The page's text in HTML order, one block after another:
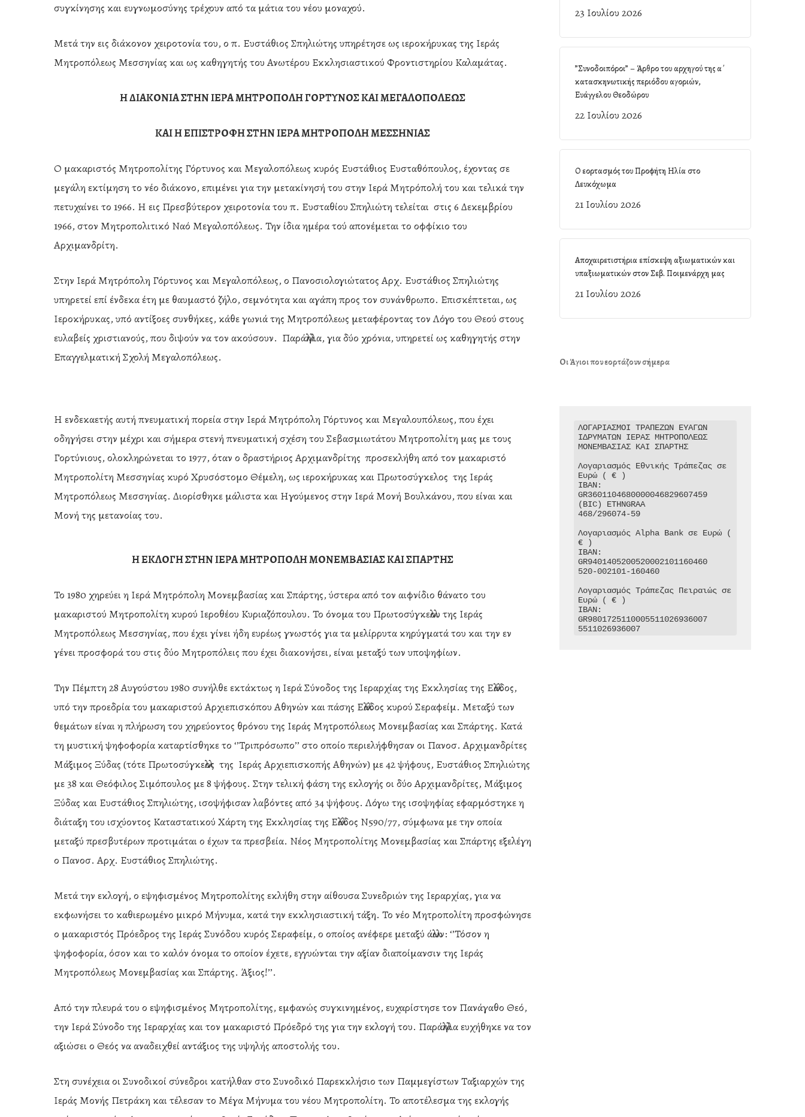
συγκίνησης και ευγνωμοσύνης τρέχουν από τα μάτια του νέου μοναχού.
Μετά την εις διάκονον χειροτονία του, ο π. Ευστάθιος Σπηλιώτης υπηρέτησε ως ιεροκήρυκας της Ιεράς
Μητροπόλεως Μεσσηνίας και ως καθηγητής του Ανωτέρου Εκκλησιαστικού Φροντιστηρίου Καλαμάτας.
Η ΔΙΑΚΟΝΙΑ ΣΤΗΝ ΙΕΡΑ ΜΗΤΡΟΠΟΛΗ ΓΟΡΤΥΝΟΣ ΚΑΙ ΜΕΓΑΛΟΠΟΛΕΩΣ
ΚΑΙ Η ΕΠΙΣΤΡΟΦΗ ΣΤΗΝ ΙΕΡΑ ΜΗΤΡΟΠΟΛΗ ΜΕΣΣΗΝΙΑΣ
Ο μακαριστός Μητροπολίτης Γόρτυνος και Μεγαλοπόλεως κυρός Ευστάθιος Ευσταθόπουλος, έχοντας σε
μεγάλη εκτίμηση το νέο διάκονο, επιμένει για την μετακίνησή του στην Ιερά Μητρόπολή του και τελικά την
πετυχαίνει το 1966. Η εις Πρεσβύτερον χειροτονία του π. Ευσταθίου Σπηλιώτη τελείται στις 6 Δεκεμβρίου
1966, στον Μητροπολιτικό Ναό Μεγαλοπόλεως. Την ίδια ημέρα τού απονέμεται το οφφίκιο του
Αρχιμανδρίτη.
Στην Ιερά Μητρόπολη Γόρτυνος και Μεγαλοπόλεως, ο Πανοσιολογιώτατος Αρχ. Ευστάθιος Σπηλιώτης
υπηρετεί επί ένδεκα έτη με θαυμαστό ζήλο, σεμνότητα και αγάπη προς τον συνάνθρωπο. Επισκέπτεται, ως
Ιεροκήρυκας, υπό αντίξοες συνθήκες, κάθε γωνιά της Μητροπόλεως μεταφέροντας τον Λόγο του Θεού στους
ευλαβείς χριστιανούς, που διψούν να τον ακούσουν. Παράλληλα, για δύο χρόνια, υπηρετεί ως καθηγητής στην
Επαγγελματική Σχολή Μεγαλοπόλεως.
Η ενδεκαετής αυτή πνευματική πορεία στην Ιερά Μητρόπολη Γόρτυνος και Μεγαλουπόλεως, που έχει
οδηγήσει στην μέχρι και σήμερα στενή πνευματική σχέση του Σεβασμιωτάτου Μητροπολίτη μας με τους
Γορτύνιους, ολοκληρώνεται το 1977, όταν ο δραστήριος Αρχιμανδρίτης προσεκλήθη από τον μακαριστό
Μητροπολίτη Μεσσηνίας κυρό Χρυσόστομο Θέμελη, ως ιεροκήρυκας και Πρωτοσύγκελος της Ιεράς
Μητροπόλεως Μεσσηνίας. Διορίσθηκε μάλιστα και Ηγούμενος στην Ιερά Μονή Βουλκάνου, που είναι και
Μονή της μετανοίας του.
Η ΕΚΛΟΓΗ ΣΤΗΝ ΙΕΡΑ ΜΗΤΡΟΠΟΛΗ ΜΟΝΕΜΒΑΣΙΑΣ ΚΑΙ ΣΠΑΡΤΗΣ
Το 1980 χηρεύει η Ιερά Μητρόπολη Μονεμβασίας και Σπάρτης, ύστερα από τον αιφνίδιο θάνατο του
μακαριστού Μητροπολίτη κυρού Ιεροθέου Κυριαζόπουλου. Το όνομα του Πρωτοσύγκελλου της Ιεράς
Μητροπόλεως Μεσσηνίας, που έχει γίνει ήδη ευρέως γνωστός για τα μελίρρυτα κηρύγματά του και την εν
γένει προσφορά του στις δύο Μητροπόλεις που έχει διακονήσει, είναι μεταξύ των υποψηφίων.
Την Πέμπτη 28 Αυγούστου 1980 συνήλθε εκτάκτως η Ιερά Σύνοδος της Ιεραρχίας της Εκκλησίας της Ελλάδος,
υπό την προεδρία του μακαριστού Αρχιεπισκόπου Αθηνών και πάσης Ελλάδος κυρού Σεραφείμ. Μεταξύ των
θεμάτων είναι η πλήρωση του χηρεύοντος θρόνου της Ιεράς Μητροπόλεως Μονεμβασίας και Σπάρτης. Κατά
τη μυστική ψηφοφορία καταρτίσθηκε το ‘’Τριπρόσωπο’’ στο οποίο περιελήφθησαν οι Πανοσ. Αρχιμανδρίτες
Μάξιμος Ξύδας (τότε Πρωτοσύγκελλος της Ιεράς Αρχιεπισκοπής Αθηνών) με 42 ψήφους, Ευστάθιος Σπηλιώτης
με 38 και Θεόφιλος Σιμόπουλος με 8 ψήφους. Στην τελική φάση της εκλογής οι δύο Αρχιμανδρίτες, Μάξιμος
Ξύδας και Ευστάθιος Σπηλιώτης, ισοψήφισαν λαβόντες από 34 ψήφους. Λόγω της ισοψηφίας εφαρμόστηκε η
διάταξη του ισχύοντος Καταστατικού Χάρτη της Εκκλησίας της Ελλάδος Ν590/77, σύμφωνα με την οποία
μεταξύ πρεσβυτέρων προτιμάται ο έχων τα πρεσβεία. Νέος Μητροπολίτης Μονεμβασίας και Σπάρτης εξελέγη
ο Πανοσ. Αρχ. Ευστάθιος Σπηλιώτης.
Μετά την εκλογή, ο εψηφισμένος Μητροπολίτης εκλήθη στην αίθουσα Συνεδριών της Ιεραρχίας, για να
εκφωνήσει το καθιερωμένο μικρό Μήνυμα, κατά την εκκλησιαστική τάξη. Το νέο Μητροπολίτη προσφώνησε
ο μακαριστός Πρόεδρος της Ιεράς Συνόδου κυρός Σεραφείμ, ο οποίος ανέφερε μεταξύ άλλων: ‘’Τόσον η
ψηφοφορία, όσον και το καλόν όνομα το οποίον έχετε, εγγυώνται την αξίαν διαποίμανσιν της Ιεράς
Μητροπόλεως Μονεμβασίας και Σπάρτης. Άξιος!’’.
Από την πλευρά του ο εψηφισμένος Μητροπολίτης, εμφανώς συγκινημένος, ευχαρίστησε τον Πανάγαθο Θεό,
την Ιερά Σύνοδο της Ιεραρχίας και τον μακαριστό Πρόεδρό της για την εκλογή του. Παράλληλα ευχήθηκε να τον
αξιώσει ο Θεός να αναδειχθεί αντάξιος της υψηλής αποστολής του.
Στη συνέχεια οι Συνοδικοί σύνεδροι κατήλθαν στο Συνοδικό Παρεκκλήσιο των Παμμεγίστων Ταξιαρχών της
Ιεράς Μονής Πετράκη και τέλεσαν το Μέγα Μήνυμα του νέου Μητροπολίτη. Το αποτέλεσμα της εκλογής
23 Ιουλίου 2026
”Συνοδοιπόροι” – Άρθρο του αρχηγού της α΄
κατασκηνωτικής περιόδου αγοριών,
Ευάγγελου Θεοδώρου
22 Ιουλίου 2026
Ο εορτασμός του Προφήτη Ηλία στο
Λευκόχωμα
21 Ιουλίου 2026
Αποχαιρετιστήρια επίσκεψη αξιωματικών και
υπαξιωματικών στον Σεβ. Ποιμενάρχη μας
21 Ιουλίου 2026
Οι Άγιοι που εορτάζουν σήμερα
ΛΟΓΑΡΙΑΣΜΟΙ ΤΡΑΠΕΖΩΝ ΕΥΑΓΩΝ
ΙΔΡΥΜΑΤΩΝ ΙΕΡΑΣ ΜΗΤΡΟΠΟΛΕΩΣ
ΜΟΝΕΜΒΑΣΙΑΣ ΚΑΙ ΣΠΑΡΤΗΣ
Λογαριασμός Εθνικής Τράπεζας σε
Ευρώ ( € )
IBAN:
GR3601104680000046829607459
(BIC) ETHNGRAA
468/296074-59
Λογαριασμός Alpha Bank σε Ευρώ (
€ )
IBAN:
GR9401405200520002101160460
520-002101-160460
Λογαριασμός Τράπεζας Πειραιώς σε
Ευρώ ( € )
IBAN:
GR9801725110005511026936007
5511026936007